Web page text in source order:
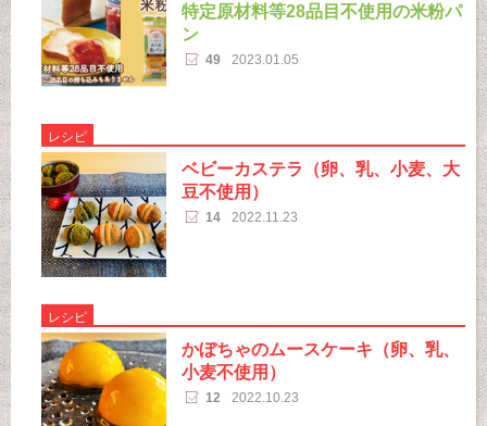
特定原材料等28品目不使用の米粉パ
ン
49 2023.01.05
レシピ
ベビーカステラ（卵、乳、小麦、大
豆不使用）
14 2022.11.23
レシピ
かぼちゃのムースケーキ（卵、乳、
小麦不使用）
12 2022.10.23